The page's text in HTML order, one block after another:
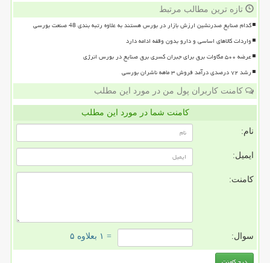
تازه ترین مطالب مرتبط
کدام صنایع صدرنشین ارزش بازار در بورس هستند به علاوه رتبه بندی 48 صنعت بورسی
واردات کالاهای اساسی و دارو بدون وقفه ادامه دارد
عرضه ۵۰۰ مگاوات برق برای جبران کسری برق صنایع در بورس انرژی
رشد ۷۲ درصدی درآمد فروش ۳ ماهه ناشران بورسی
کامنت کاربران پول من در مورد این مطلب
کامنت شما در مورد این مطلب
نام:
ایمیل:
کامنت:
سوال: = ۱ بعلاوه ۵